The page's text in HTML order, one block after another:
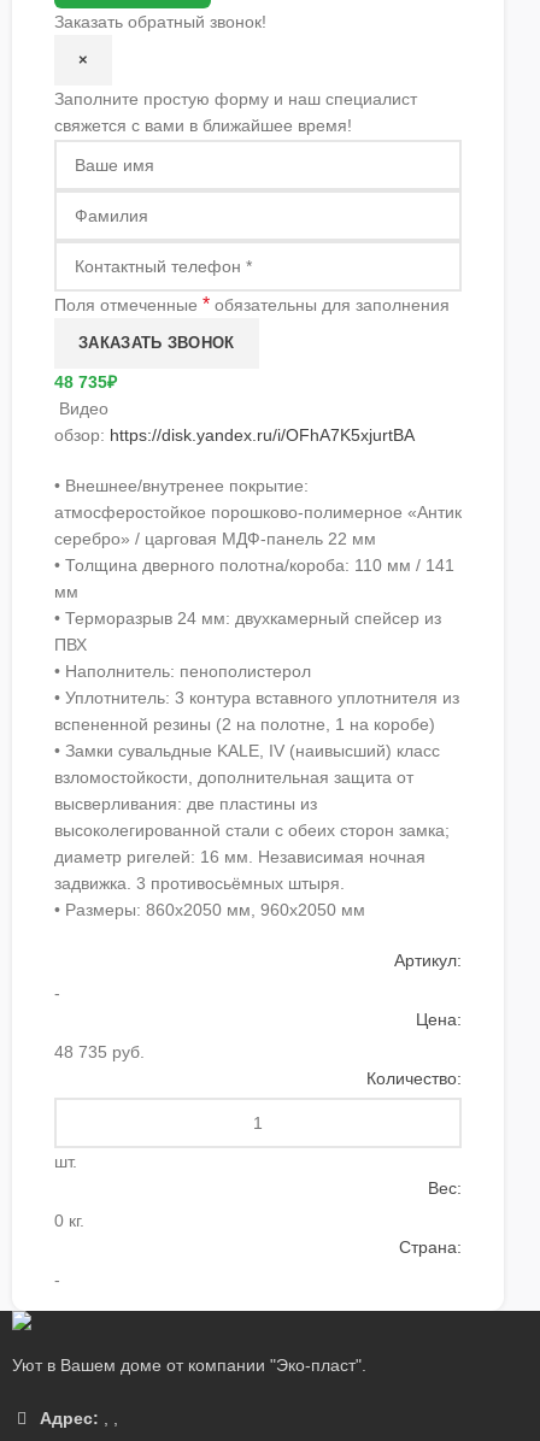
Заказать обратный звонок!
×
Заполните простую форму и наш специалист
свяжется с вами в ближайшее время!
Поля отмеченные * обязательны для заполнения
48 735₽
Видео
обзор: https://disk.yandex.ru/i/OFhA7K5xjurtBA
• Внешнее/внутренее покрытие:
атмосферостойкое порошково-полимерное «Антик
серебро» / царговая МДФ-панель 22 мм
• Толщина дверного полотна/короба: 110 мм / 141
мм
• Терморазрыв 24 мм: двухкамерный спейсер из
ПВХ
• Наполнитель: пенополистерол
• Уплотнитель: 3 контура вставного уплотнителя из
вспененной резины (2 на полотне, 1 на коробе)
• Замки сувальдные KALE, IV (наивысший) класс
взломостойкости, дополнительная защита от
высверливания: две пластины из
высоколегированной стали с обеих сторон замка;
диаметр ригелей: 16 мм. Независимая ночная
задвижка. 3 противосьёмных штыря.
• Размеры: 860х2050 мм, 960х2050 мм
Артикул:
-
Цена:
48 735 руб.
Количество:
шт.
Вес:
0 кг.
Страна:
-
Уют в Вашем доме от компании "Эко-пласт".
Адрес: